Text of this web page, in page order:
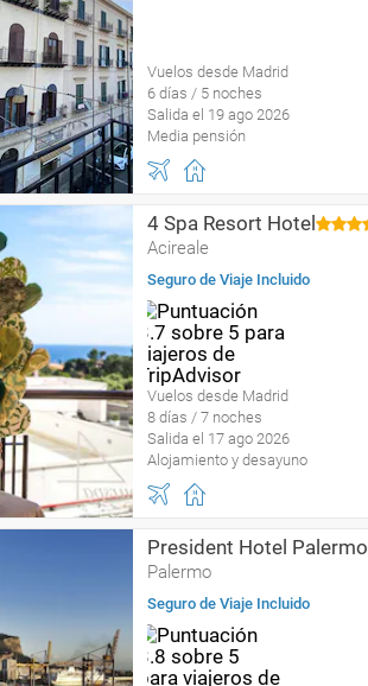
Vuelos desde Madrid
6 días / 5 noches
Salida el 19 ago 2026
Media pensión
4 Spa Resort Hotel
Acireale
Seguro de Viaje Incluido
Vuelos desde Madrid
8 días / 7 noches
Salida el 17 ago 2026
Alojamiento y desayuno
President Hotel Palermo
Palermo
Seguro de Viaje Incluido